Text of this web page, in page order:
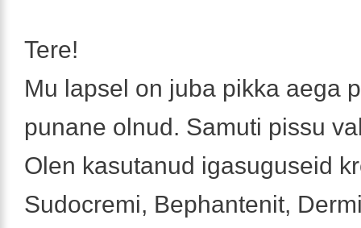
Tere!
Mu lapsel on juba pikka aega
punane olnud. Samuti pissu
Olen kasutanud igasuguseid
Sudocremi, Bephantenit,